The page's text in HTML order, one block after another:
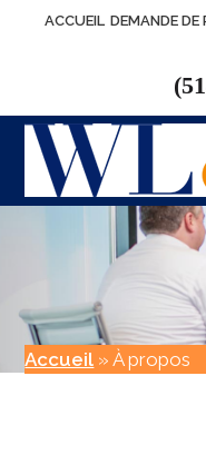
ACCUEIL DEMANDE DE
Accueil »À propos